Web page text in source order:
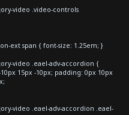
video .video-controls
ext span { font-size: 1.25em; }
video .eael-adv-accordion {
15px -10px; padding: 0px 10px
video .eael-adv-accordion .eael-